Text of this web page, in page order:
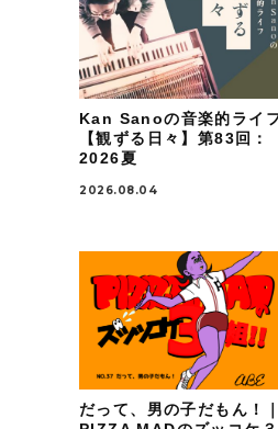
Kan Sanoの音楽的ライ
【観ずる日々】第83回：
2026夏
2026.08.04
だって、男の子だもん！｜